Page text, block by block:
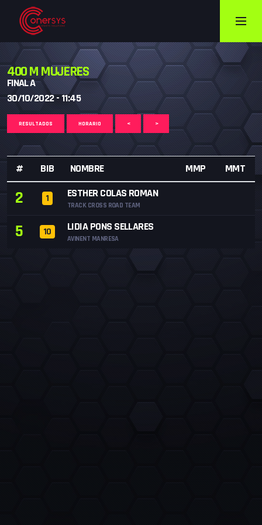
400 M MUJERES
FINAL A
30/10/2022 - 11:45
RESULTADOS HORARIO < >
# BIB NOMBRE MMP MMT
2 1 ESTHER COLAS ROMAN
TRACK CROSS ROAD TEAM
5 10 LIDIA PONS SELLARES
AVINENT MANRESA